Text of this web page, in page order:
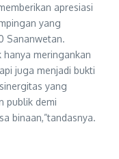
apresiasi
yang
Sananwetan.
meringankan
juga menjadi bukti
yang
publik demi
binaan,”tandasnya.